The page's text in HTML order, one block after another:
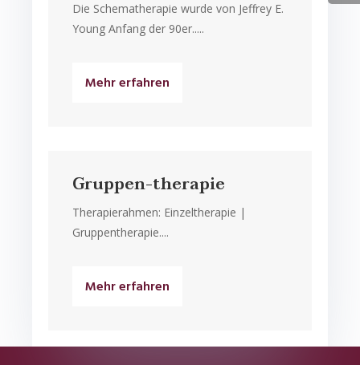
Die Schematherapie wurde von Jeffrey E.
Young Anfang der 90er.....
Mehr erfahren
Gruppen-therapie
Therapierahmen: Einzeltherapie |
Gruppentherapie....
Mehr erfahren